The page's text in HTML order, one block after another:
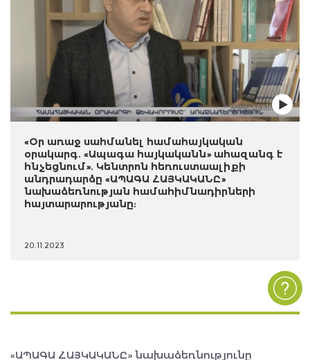
«Օր առաջ սահմանել համահայկական
օրակարգ. «Ապագա հայկականն» ահազանգ է
հնչեցնում». Կենտրոն հեռուստաալիքի
անդրադարձը «ԱՊԱԳԱ ՀԱՅԿԱԿԱՆԸ»
նախաձեռնության համահիմնադիրների
հայտարարությանը:
20.11.2023
«ԱՊԱԳԱ ՀԱՅԿԱԿԱՆԸ» նախաձեռնությունը